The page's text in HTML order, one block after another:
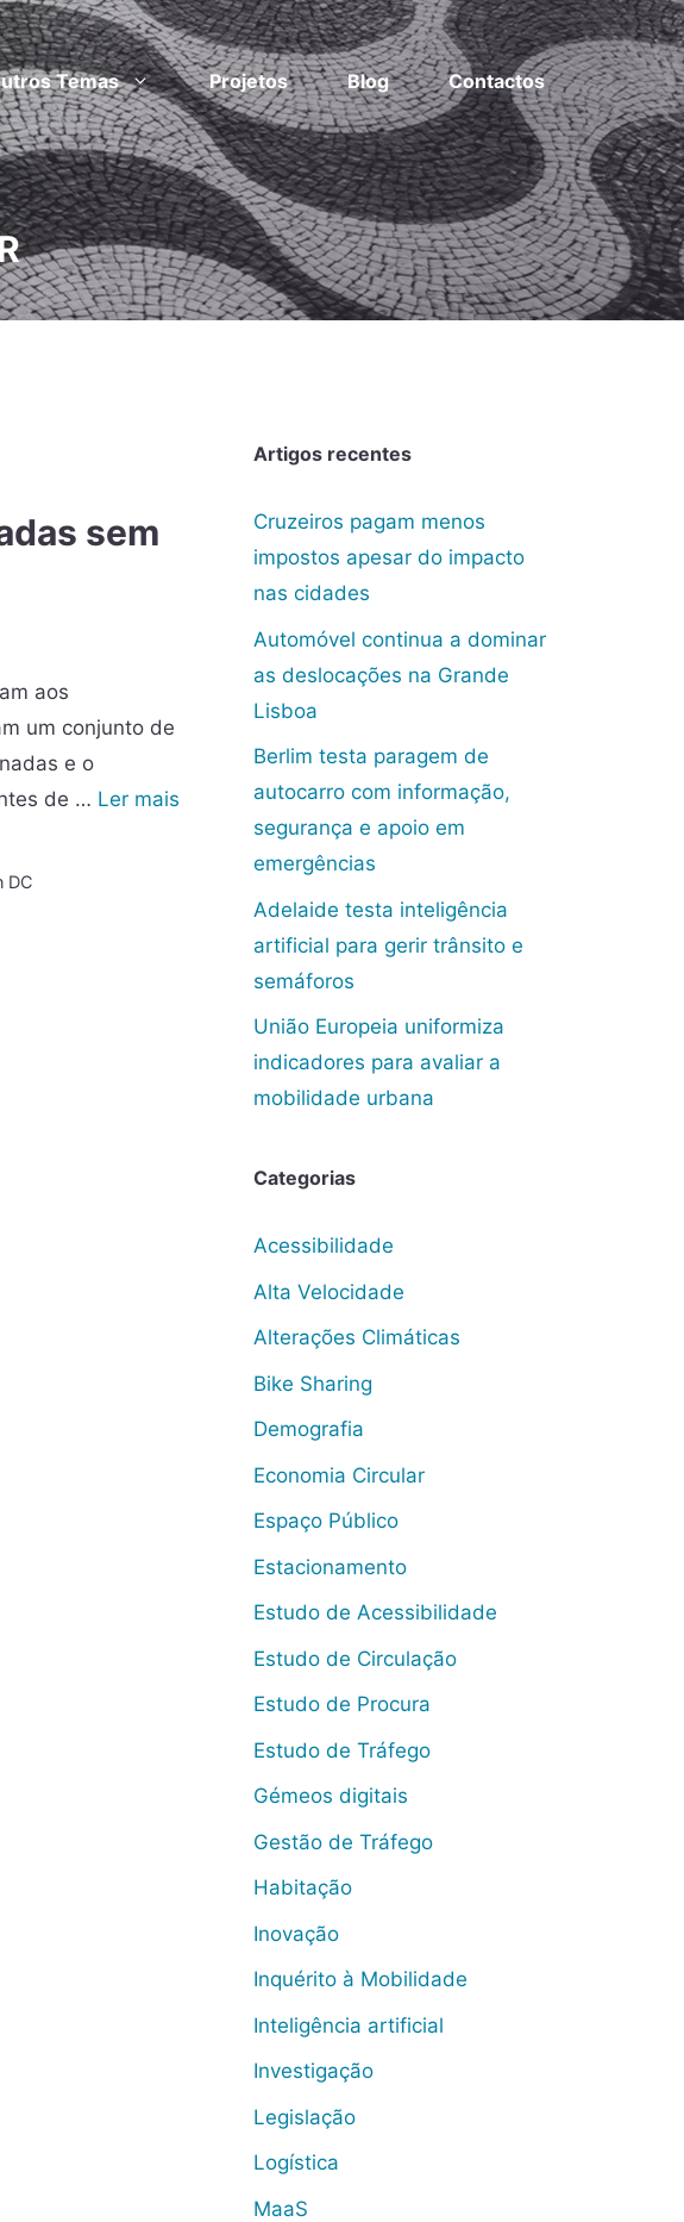
Temas Projetos Blog Contactos
sem
aos
um conjunto de
e o
de … Ler mais
DC
Artigos recentes
Cruzeiros pagam menos
impostos apesar do impacto
nas cidades
Automóvel continua a dominar
as deslocações na Grande
Lisboa
Berlim testa paragem de
autocarro com informação,
segurança e apoio em
emergências
Adelaide testa inteligência
artificial para gerir trânsito e
semáforos
União Europeia uniformiza
indicadores para avaliar a
mobilidade urbana
Categorias
Acessibilidade
Alta Velocidade
Alterações Climáticas
Bike Sharing
Demografia
Economia Circular
Espaço Público
Estacionamento
Estudo de Acessibilidade
Estudo de Circulação
Estudo de Procura
Estudo de Tráfego
Gémeos digitais
Gestão de Tráfego
Habitação
Inovação
Inquérito à Mobilidade
Inteligência artificial
Investigação
Legislação
Logística
MaaS